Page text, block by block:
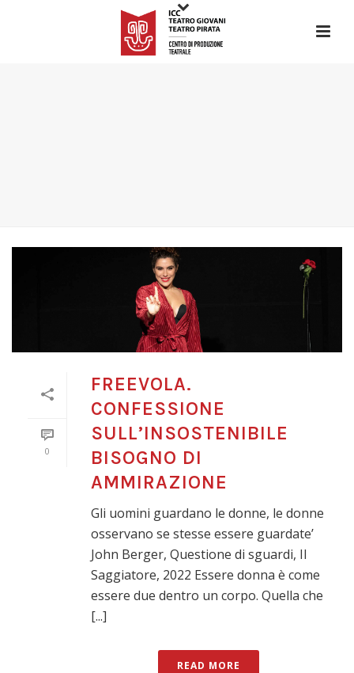
0
FREEVOLA.
CONFESSIONE
SULL’INSOSTENIBILE
BISOGNO DI
AMMIRAZIONE
Gli uomini guardano le donne, le donne
osservano se stesse essere guardate’
John Berger, Questione di sguardi, Il
Saggiatore, 2022 Essere donna è come
essere due dentro un corpo. Quella che
[...]
READ MORE